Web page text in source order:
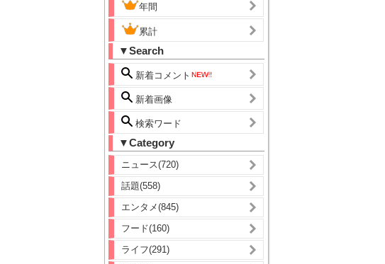
年間
累計
▼Search
新着コメント
新着画像
検索ワード
▼Category
ニュース(720)
話題(558)
エンタメ(845)
フード(160)
ライフ(291)